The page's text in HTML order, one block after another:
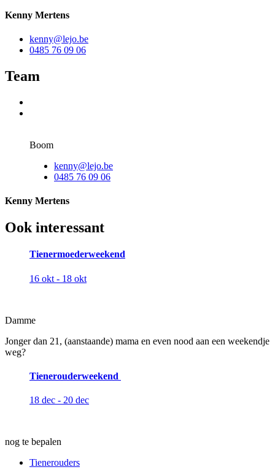
Kenny Mertens
kenny@lejo.be
0485 76 09 06
Team
Boom
kenny@lejo.be
0485 76 09 06
Kenny Mertens
Ook interessant
Tienermoederweekend
16 okt - 18 okt
Damme
Jonger dan 21, (aanstaande) mama en even nood aan een weekendje
weg?
Tienerouderweekend
18 dec - 20 dec
nog te bepalen
Tienerouders